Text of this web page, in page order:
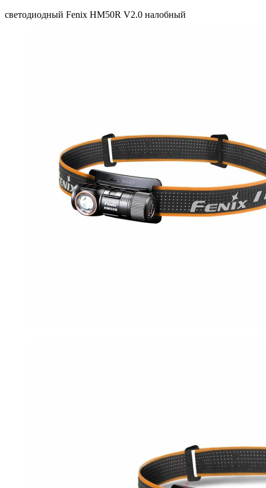
светодиодный Fenix HM50R V2.0 налобный